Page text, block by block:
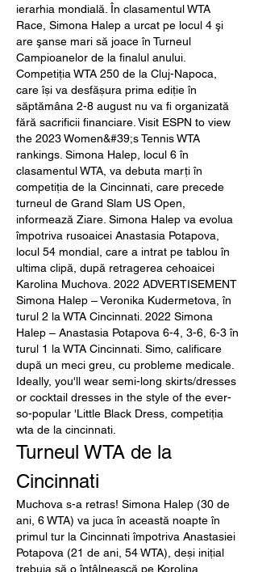
ierarhia mondială. În clasamentul WTA
Race, Simona Halep a urcat pe locul 4 şi
are şanse mari să joace în Turneul
Campioanelor de la finalul anului.
Competiția WTA 250 de la Cluj-Napoca,
care își va desfășura prima ediție în
săptămâna 2-8 august nu va fi organizată
fără sacrificii financiare. Visit ESPN to view
the 2023 Women&#39;s Tennis WTA
rankings. Simona Halep, locul 6 în
clasamentul WTA, va debuta marți în
competiția de la Cincinnati, care precede
turneul de Grand Slam US Open,
informează Ziare. Simona Halep va evolua
împotriva rusoaicei Anastasia Potapova,
locul 54 mondial, care a intrat pe tablou în
ultima clipă, după retragerea cehoaicei
Karolina Muchova. 2022 ADVERTISEMENT
Simona Halep – Veronika Kudermetova, în
turul 2 la WTA Cincinnati. 2022 Simona
Halep – Anastasia Potapova 6-4, 3-6, 6-3 în
turul 1 la WTA Cincinnati. Simo, calificare
după un meci greu, cu probleme medicale.
Ideally, you'll wear semi-long skirts/dresses
or cocktail dresses in the style of the ever-
so-popular 'Little Black Dress, competiția
wta de la cincinnati.
Turneul WTA de la
Cincinnati
Muchova s-a retras! Simona Halep (30 de
ani, 6 WTA) va juca în această noapte în
primul tur la Cincinnati împotriva Anastasiei
Potapova (21 de ani, 54 WTA), deși inițial
trebuia să o întâlnească pe Korolina